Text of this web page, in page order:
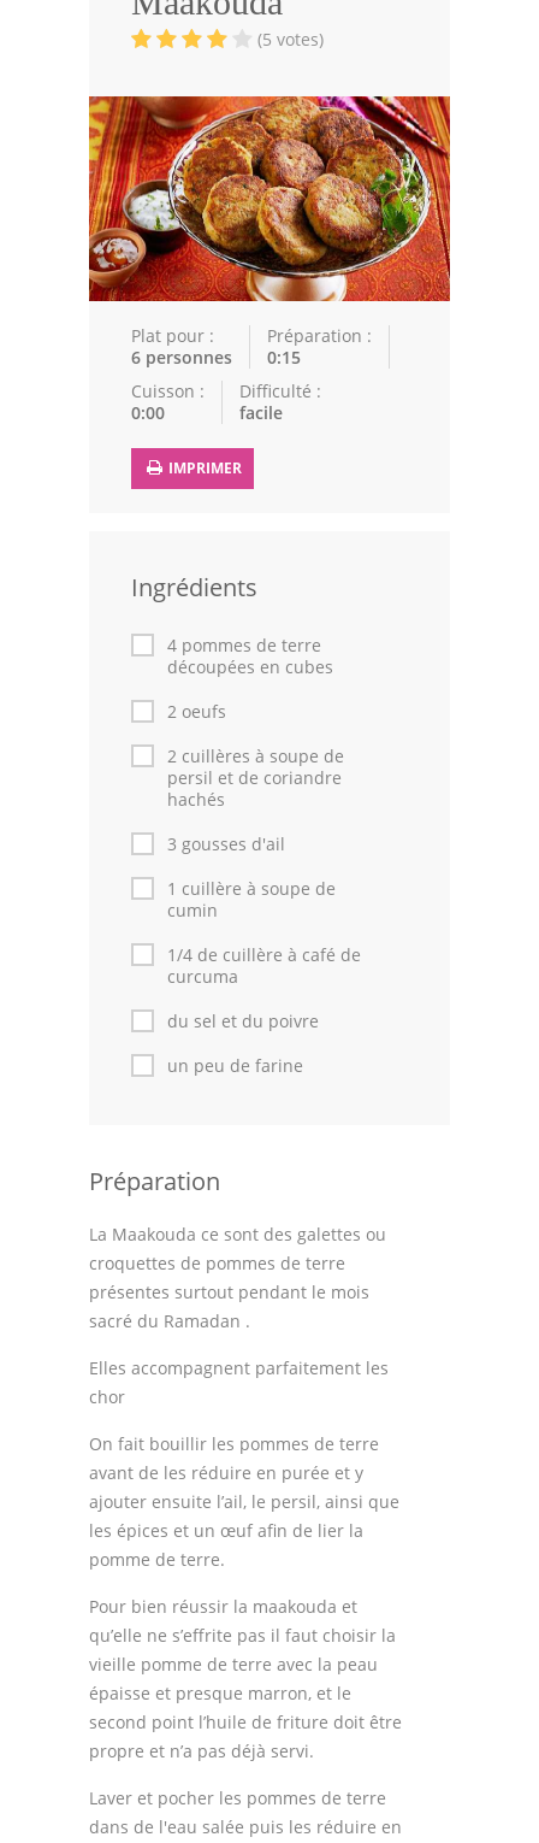
Volailles
Pâtisseries Orientales
Recettes marocaine
Cuisine Algérienne
Cuisine Tunisienne
Cuisine Libanaise
Articles
Actualités
Leçons de cuisine
Fêtes Religieuses
Chefs
Thèmes
Espace Personnel
(5 votes)
Plat pour :
6 personnes
Préparation :
0:15
Cuisson :
0:00
Difficulté :
facile
IMPRIMER
Ingrédients
4 pommes de terre
découpées en cubes
2 oeufs
2 cuillères à soupe de
persil et de coriandre
hachés
3 gousses d'ail
1 cuillère à soupe de
cumin
1/4 de cuillère à café de
curcuma
du sel et du poivre
un peu de farine
Préparation
La Maakouda ce sont des galettes ou
croquettes de pommes de terre
présentes surtout pendant le mois
sacré du Ramadan .
Elles accompagnent parfaitement les
chor
On fait bouillir les pommes de terre
avant de les réduire en purée et y
ajouter ensuite l’ail, le persil, ainsi que
les épices et un œuf afin de lier la
pomme de terre.
Pour bien réussir la maakouda et
qu’elle ne s’effrite pas il faut choisir la
vieille pomme de terre avec la peau
épaisse et presque marron, et le
second point l’huile de friture doit être
propre et n’a pas déjà servi.
Laver et pocher les pommes de terre
dans de l'eau salée puis les réduire en